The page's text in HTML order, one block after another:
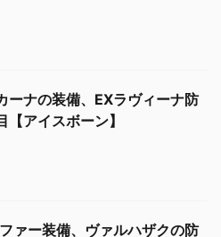
ーナの装備、EXラヴィーナ防
【アイスボーン】
ァー装備、ヴァルハザクの防